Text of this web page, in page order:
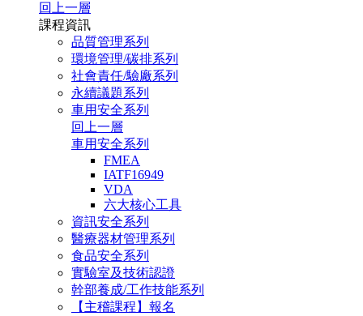
回上一層
課程資訊
品質管理系列
環境管理/碳排系列
社會責任/驗廠系列
永續議題系列
車用安全系列
回上一層
車用安全系列
FMEA
IATF16949
VDA
六大核心工具
資訊安全系列
醫療器材管理系列
食品安全系列
實驗室及技術認證
幹部養成/工作技能系列
【主稽課程】報名